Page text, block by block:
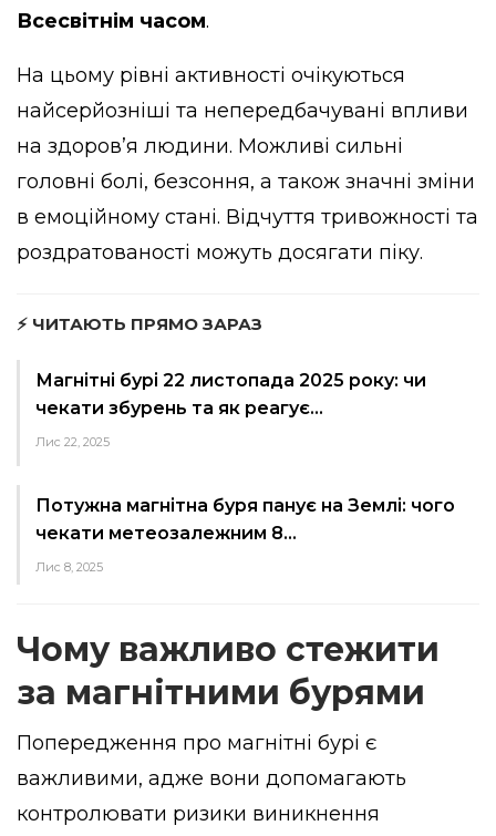
Всесвітнім часом.
На цьому рівні активності очікуються
найсерйозніші та непередбачувані впливи
на здоров’я людини. Можливі сильні
головні болі, безсоння, а також значні зміни
в емоційному стані. Відчуття тривожності та
роздратованості можуть досягати піку.
⚡ ЧИТАЮТЬ ПРЯМО ЗАРАЗ
Магнітні бурі 22 листопада 2025 року: чи
чекати збурень та як реагує…
Лис 22, 2025
Потужна магнітна буря панує на Землі: чого
чекати метеозалежним 8…
Лис 8, 2025
Чому важливо стежити
за магнітними бурями
Попередження про магнітні бурі є
важливими, адже вони допомагають
контролювати ризики виникнення